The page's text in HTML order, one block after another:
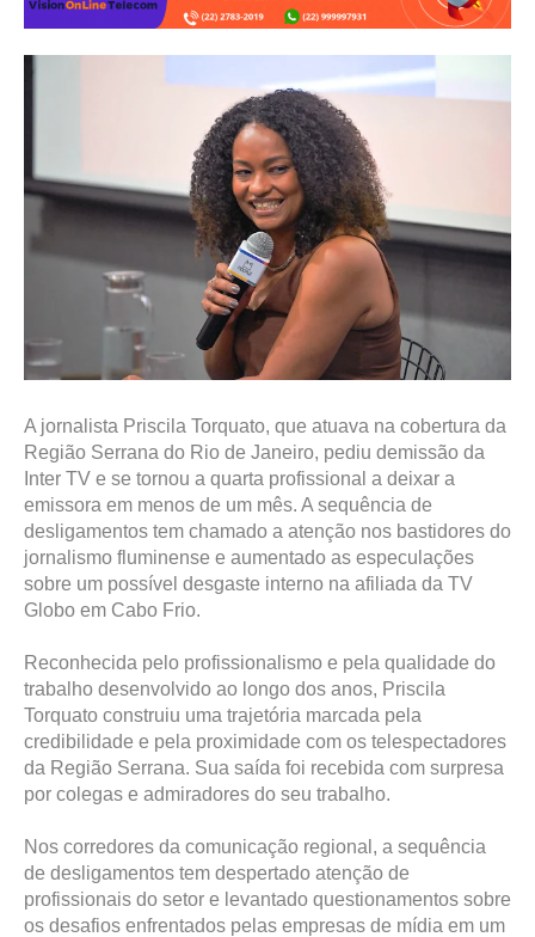
A jornalista Priscila Torquato, que atuava na cobertura da
Região Serrana do Rio de Janeiro, pediu demissão da
Inter TV e se tornou a quarta profissional a deixar a
emissora em menos de um mês. A sequência de
desligamentos tem chamado a atenção nos bastidores do
jornalismo fluminense e aumentado as especulações
sobre um possível desgaste interno na afiliada da TV
Globo em Cabo Frio.
Reconhecida pelo profissionalismo e pela qualidade do
trabalho desenvolvido ao longo dos anos, Priscila
Torquato construiu uma trajetória marcada pela
credibilidade e pela proximidade com os telespectadores
da Região Serrana. Sua saída foi recebida com surpresa
por colegas e admiradores do seu trabalho.
Nos corredores da comunicação regional, a sequência
de desligamentos tem despertado atenção de
profissionais do setor e levantado questionamentos sobre
os desafios enfrentados pelas empresas de mídia em um